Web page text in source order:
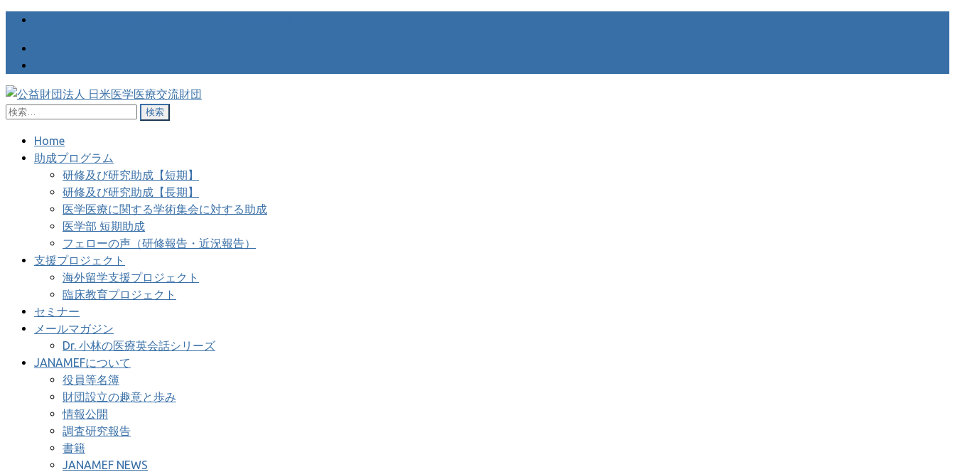
公益財団法人 日米医学医療交流財団
医学医療の国際交流を支援する日米医学医療交流財団
検
Home
助成プログラム
研修及び研究助成【短期】
研修及び研究助成【長期】
医学医療に関する学術集会に対する助成
医学部 短期助成
フェローの声（研修報告・近況報告）
支援プロジェクト
海外留学支援プロジェクト
臨床教育プロジェクト
セミナー
メールマガジン
Dr. 小林の医療英会話シリーズ
JANAMEFについて
役員等名簿
財団設立の趣意と歩み
情報公開
調査研究報告
書籍
JANAMEF NEWS